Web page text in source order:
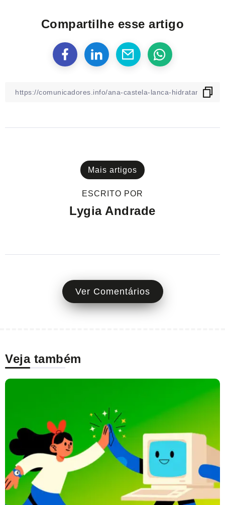
Compartilhe esse artigo
Mais artigos
ESCRITO POR
Lygia Andrade
Ver Comentários
Veja também